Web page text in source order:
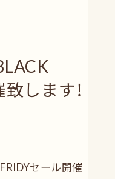
します！
セール開催